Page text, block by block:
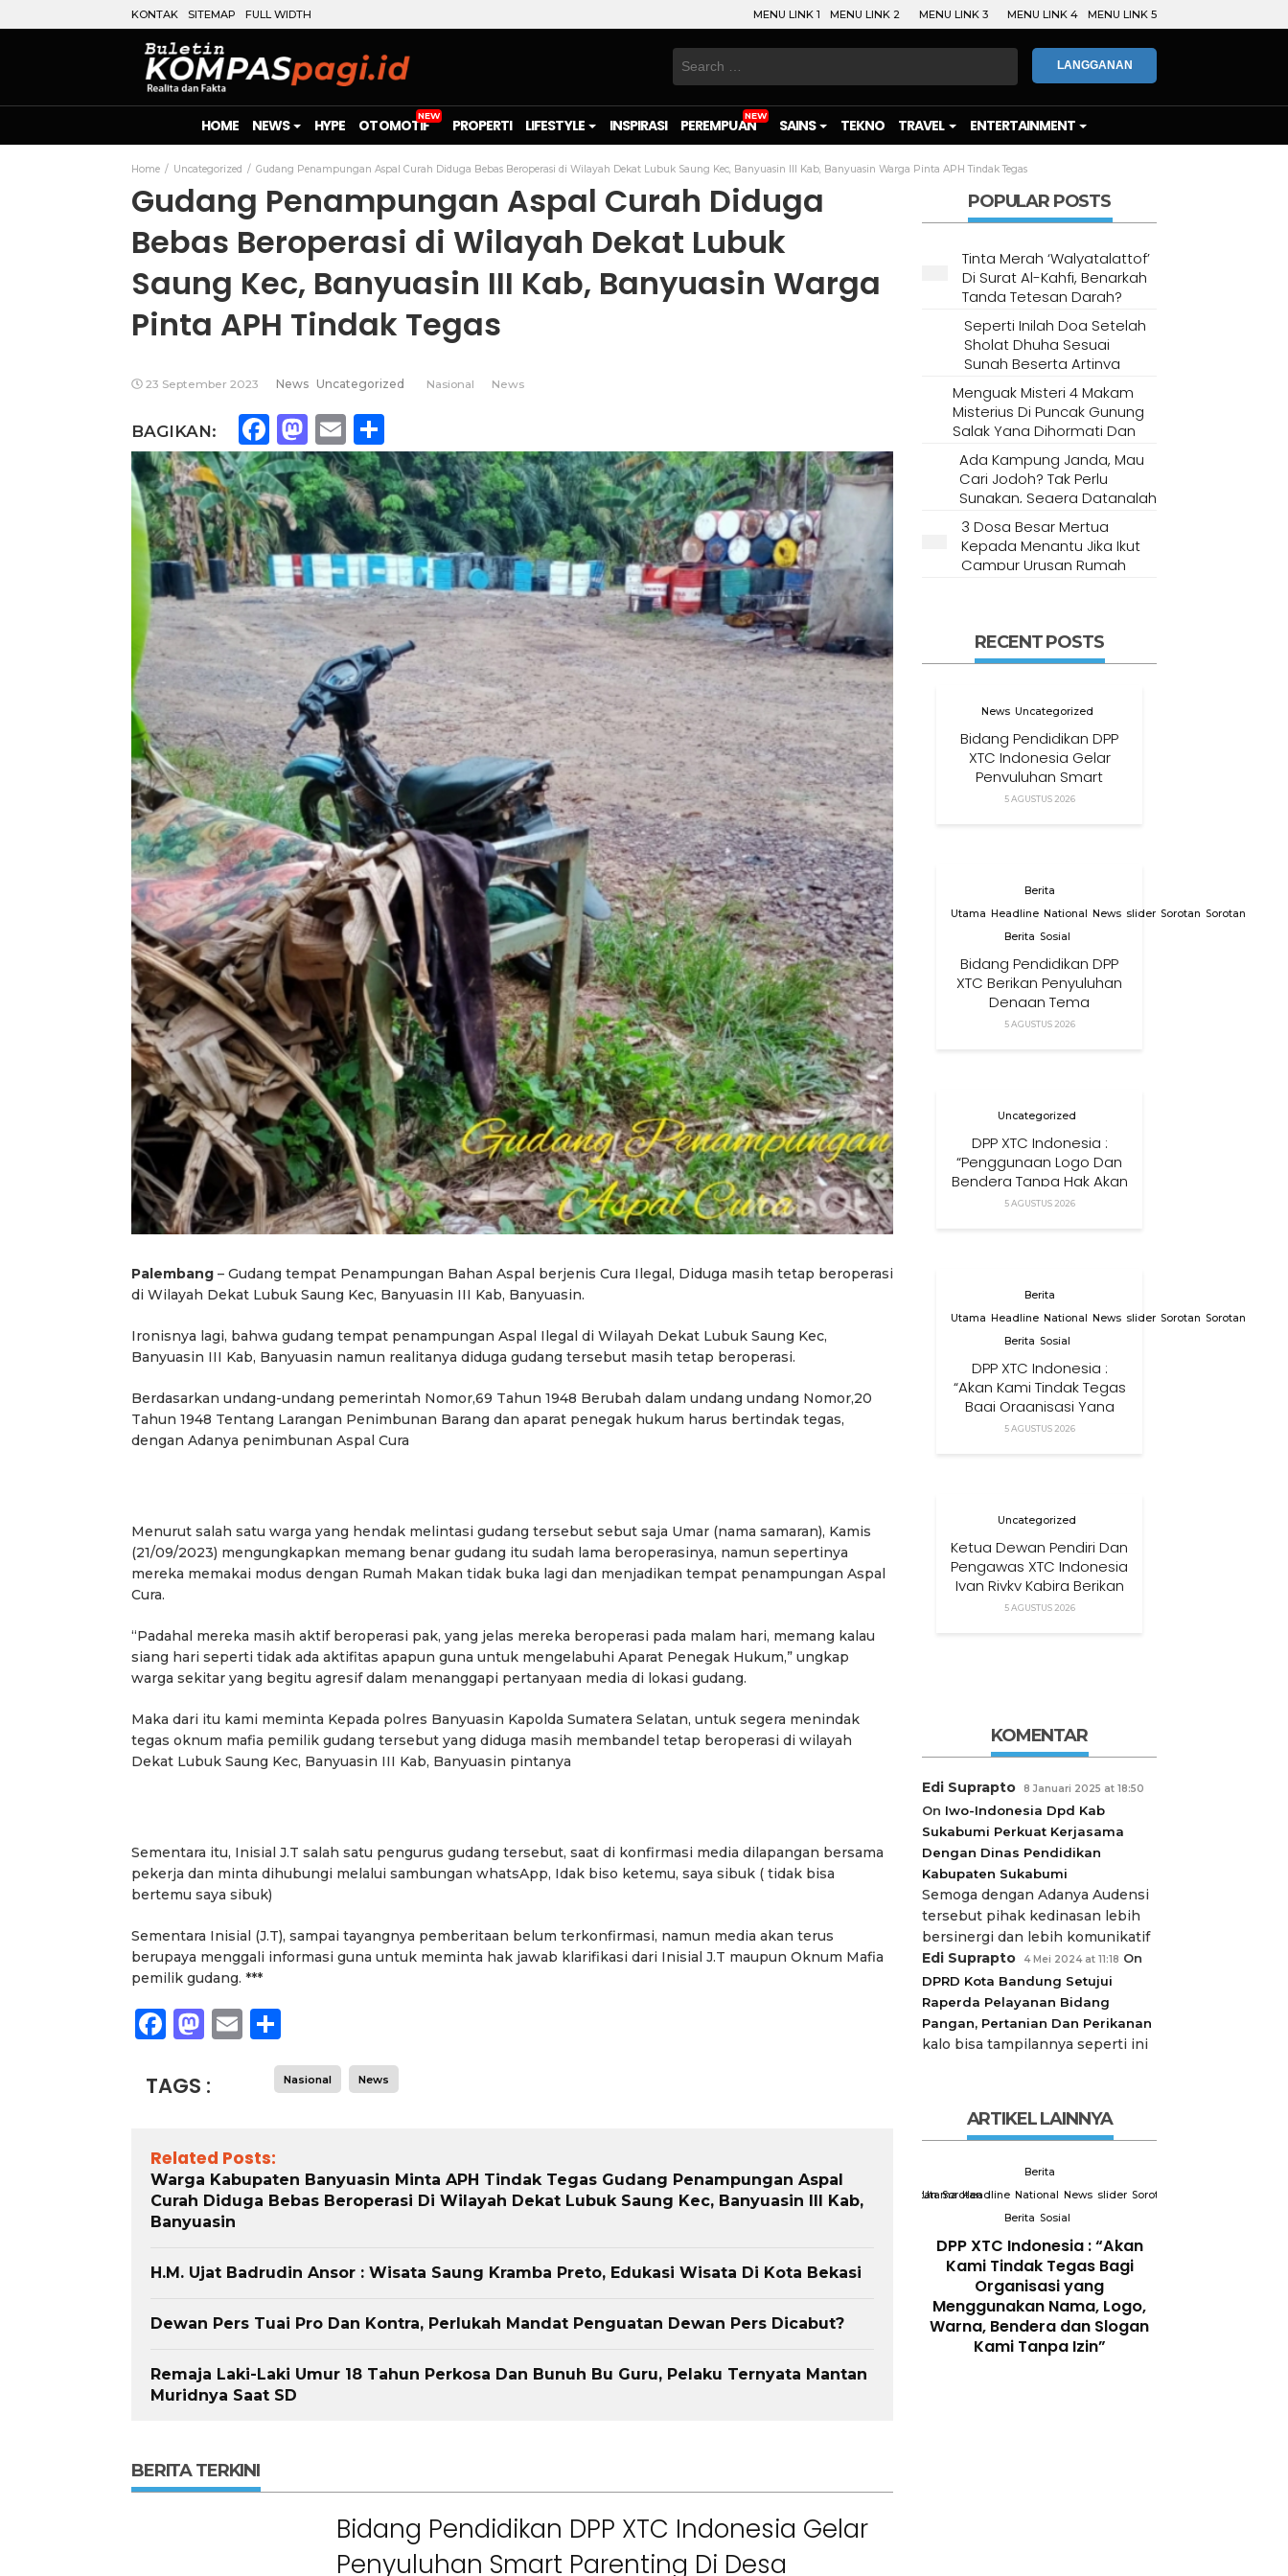
KONTAK SITEMAP FULL WIDTH MENU LINK 1 MENU LINK 2 MENU LINK 3 MENU LINK 4 MENU LINK 5
Search
LANGGANAN
HOME NEWS HYPE OTOMOTIF PROPERTI LIFESTYLE INSPIRASI PEREMPUAN SAINS TEKNO TRAVEL ENTERTAINMENT
Home Uncategorized Gudang Penampungan Aspal Curah Diduga Bebas Beroperasi di Wilayah Dekat Lubuk Saung Kec, Banyuasin III Kab, Banyuasin Warga Pinta APH Tindak Tegas
Gudang Penampungan Aspal Curah Diduga
Bebas Beroperasi di Wilayah Dekat Lubuk
Saung Kec, Banyuasin III Kab, Banyuasin Warga
Pinta APH Tindak Tegas
23 September 2023 News Uncategorized Nasional News
BAGIKAN: Facebook
Mastodon
Email
Palembang – Gudang tempat Penampungan Bahan Aspal berjenis Cura Ilegal, Diduga masih tetap beroperasi
di Wilayah Dekat Lubuk Saung Kec, Banyuasin III Kab, Banyuasin.
Ironisnya lagi, bahwa gudang tempat penampungan Aspal Ilegal di Wilayah Dekat Lubuk Saung Kec,
Banyuasin III Kab, Banyuasin namun realitanya diduga gudang tersebut masih tetap beroperasi.
Berdasarkan undang-undang pemerintah Nomor,69 Tahun 1948 Berubah dalam undang undang Nomor,20
Tahun 1948 Tentang Larangan Penimbunan Barang dan aparat penegak hukum harus bertindak tegas,
dengan Adanya penimbunan Aspal Cura
Menurut salah satu warga yang hendak melintasi gudang tersebut sebut saja Umar (nama samaran), Kamis
(21/09/2023) mengungkapkan memang benar gudang itu sudah lama beroperasinya, namun sepertinya
mereka memakai modus dengan Rumah Makan tidak buka lagi dan menjadikan tempat penampungan Aspal
Cura.
“Padahal mereka masih aktif beroperasi pak, yang jelas mereka beroperasi pada malam hari, memang kalau
siang hari seperti tidak ada aktifitas apapun guna untuk mengelabuhi Aparat Penegak Hukum,” ungkap
warga sekitar yang begitu agresif dalam menanggapi pertanyaan media di lokasi gudang.
Maka dari itu kami meminta Kepada polres Banyuasin Kapolda Sumatera Selatan, untuk segera menindak
tegas oknum mafia pemilik gudang tersebut yang diduga masih membandel tetap beroperasi di wilayah
Dekat Lubuk Saung Kec, Banyuasin III Kab, Banyuasin pintanya
Sementara itu, Inisial J.T salah satu pengurus gudang tersebut, saat di konfirmasi media dilapangan bersama
pekerja dan minta dihubungi melalui sambungan whatsApp, Idak biso ketemu, saya sibuk ( tidak bisa
bertemu saya sibuk)
Sementara Inisial (J.T), sampai tayangnya pemberitaan belum terkonfirmasi, namun media akan terus
berupaya menggali informasi guna untuk meminta hak jawab klarifikasi dari Inisial J.T maupun Oknum Mafia
pemilik gudang. ***
Facebook
Mastodon
Email
TAGS : Nasional News
Related Posts:
Warga Kabupaten Banyuasin Minta APH Tindak Tegas Gudang Penampungan Aspal
Curah Diduga Bebas Beroperasi Di Wilayah Dekat Lubuk Saung Kec, Banyuasin III Kab,
Banyuasin
H.M. Ujat Badrudin Ansor : Wisata Saung Kramba Preto, Edukasi Wisata Di Kota Bekasi
Dewan Pers Tuai Pro Dan Kontra, Perlukah Mandat Penguatan Dewan Pers Dicabut?
Remaja Laki-Laki Umur 18 Tahun Perkosa Dan Bunuh Bu Guru, Pelaku Ternyata Mantan
Muridnya Saat SD
BERITA TERKINI
Bidang Pendidikan DPP XTC Indonesia Gelar
Penyuluhan Smart Parenting Di Desa
POPULAR POSTS
Tinta Merah ‘Walyatalattof’
Di Surat Al-Kahfi, Benarkah
Tanda Tetesan Darah?
Seperti Inilah Doa Setelah
Sholat Dhuha Sesuai
Sunah Beserta Artinya
Menguak Misteri 4 Makam
Misterius Di Puncak Gunung
Salak Yang Dihormati Dan
Dianggap Tempat Suci Oleh
Masyarakat Setempat
Ada Kampung Janda, Mau
Cari Jodoh? Tak Perlu
Sungkan, Segera Datanglah
Ke Desa Ini
3 Dosa Besar Mertua
Kepada Menantu Jika Ikut
Campur Urusan Rumah
RECENT POSTS
News Uncategorized
Bidang Pendidikan DPP
XTC Indonesia Gelar
Penyuluhan Smart
Parenting Di Desa
5 AGUSTUS 2026
Berita
Utama Headline National News slider Sorotan Sorotan
Berita Sosial
Bidang Pendidikan DPP
XTC Berikan Penyuluhan
Dengan Tema
Membangun Peran
5 AGUSTUS 2026
Uncategorized
DPP XTC Indonesia :
“Penggunaan Logo Dan
Bendera Tanpa Hak Akan
Ditindak”
5 AGUSTUS 2026
Berita
Utama Headline National News slider Sorotan Sorotan
Berita Sosial
DPP XTC Indonesia :
“Akan Kami Tindak Tegas
Bagi Organisasi Yang
Menggunakan Nama,
5 AGUSTUS 2026
Uncategorized
Ketua Dewan Pendiri Dan
Pengawas XTC Indonesia
Ivan Rivky Kabira Berikan
Peryataan Sikap Terkait
5 AGUSTUS 2026
KOMENTAR
Edi Suprapto 8 Januari 2025 at 18:50
On Iwo-Indonesia Dpd Kab
Sukabumi Perkuat Kerjasama
Dengan Dinas Pendidikan
Kabupaten Sukabumi
Semoga dengan Adanya Audensi
tersebut pihak kedinasan lebih
bersinergi dan lebih komunikatif
Edi Suprapto
4 Mei 2024 at 11:18 On
DPRD Kota Bandung Setujui
Raperda Pelayanan Bidang
Pangan, Pertanian Dan Perikanan
kalo bisa tampilannya seperti ini
ARTIKEL LAINNYA
News slider Sorotan
Sorotan
Terkait “XTC Sexy Road”,
Ketua Dewan Pendiri :
Perundang-undangan”
Utama
Headline National News slider Sorotan Sorotan
PELANTIKAN DPP SWI 2026–
2031SWI Teguhkan
Utama Headline National News Sorotan
Sorotan
Empat Tahun Janji Membeku,
Berita
Utama Headline National News Sorotan Sorotan
Berikan Penyuluhan dengan
Kesehatan Anak di Era Digital
Berita
Utama Headline National News slider Sorotan
Berita Sosial
DPP XTC Indonesia : “Akan
Kami Tindak Tegas Bagi
Organisasi yang
Menggunakan Nama, Logo,
Warna, Bendera dan Slogan
Kami Tanpa Izin”